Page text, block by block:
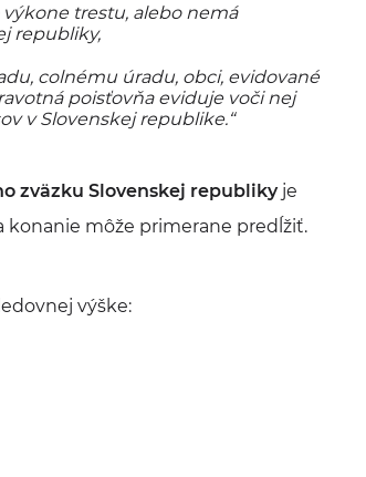
trestu, alebo nemá
republiky,
colnému úradu, obci, evidované
poisťovňa eviduje voči nej
v Slovenskej republike.“
zväzku Slovenskej republikyje
konanie môže primerane predĺžiť.
výške: